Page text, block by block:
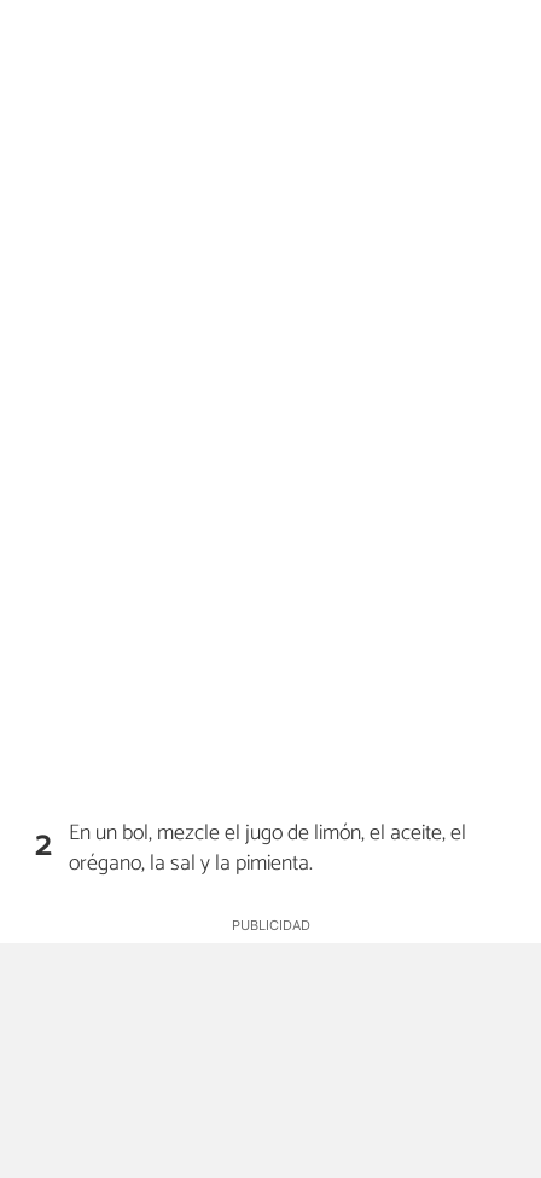
2 En un bol, mezcle el jugo de limón, el aceite, el
orégano, la sal y la pimienta.